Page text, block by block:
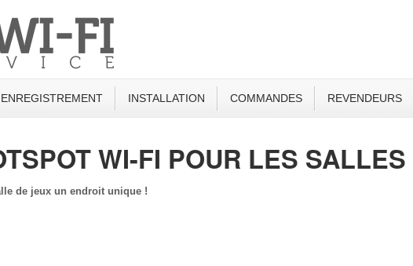
ENREGISTREMENT INSTALLATION COMMANDES REVENDEURS
WI-FI POUR LES
de jeux un endroit unique !